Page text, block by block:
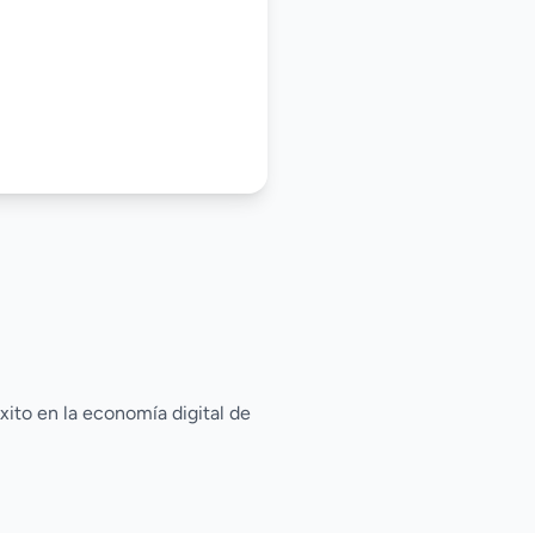
en la economía digital de